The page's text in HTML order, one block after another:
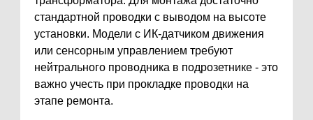
стандартной проводки с выводом на высоте
установки. Модели с ИК-датчиком движения
или сенсорным управлением требуют
нейтрального проводника в подрозетнике - это
важно учесть при прокладке проводки на
этапе ремонта.